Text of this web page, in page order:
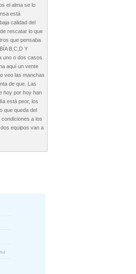
el alma se lo
está
calidad del
rescatar lo que
que pensaba
B,C,D Y
uno o dos casos.
aquí un vente
veo las manchas
de que. Las
hoy por hoy han
está peor, los
que queda del
a los
equipos van a